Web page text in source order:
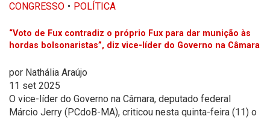
CONGRESSO POLÍTICA
“Voto de Fux contradiz o próprio Fux para dar munição às
hordas bolsonaristas”, diz vice-líder do Governo na Câmara
por Nathália Araújo
11 set 2025
O vice-líder do Governo na Câmara, deputado federal
Márcio Jerry (PCdoB-MA), criticou nesta quinta-feira (11) o